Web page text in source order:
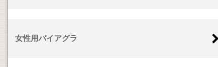
女性用バイアグラ